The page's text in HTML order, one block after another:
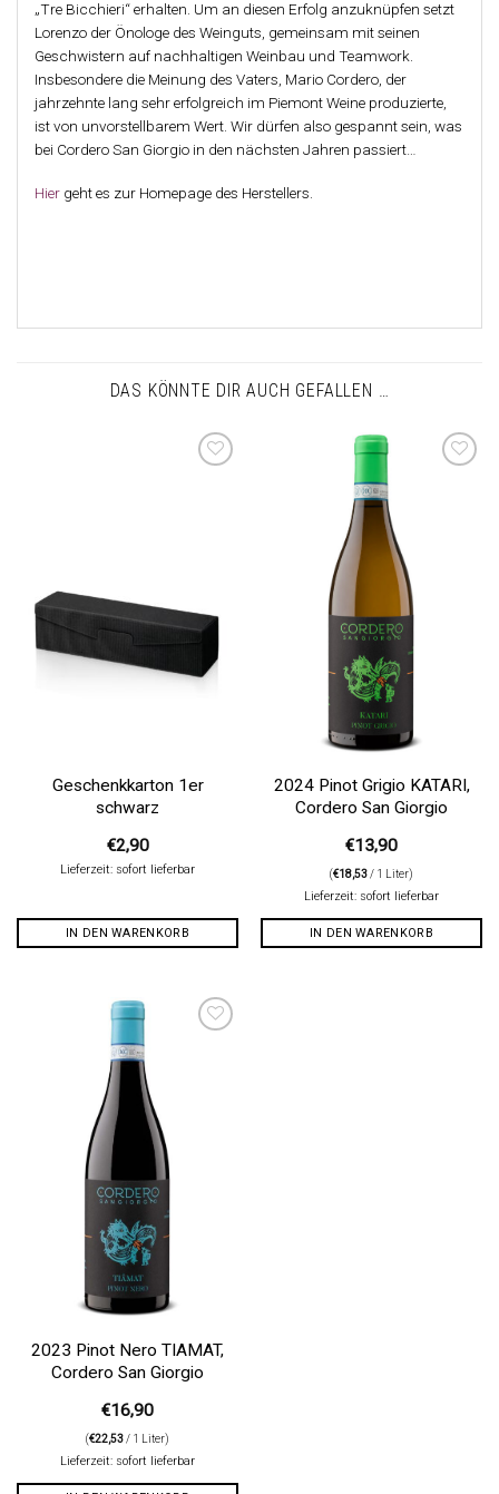
„Tre Bicchieri“ erhalten. Um an diesen Erfolg anzuknüpfen setzt
Lorenzo der Önologe des Weinguts, gemeinsam mit seinen
Geschwistern auf nachhaltigen Weinbau und Teamwork.
Insbesondere die Meinung des Vaters, Mario Cordero, der
jahrzehnte lang sehr erfolgreich im Piemont Weine produzierte,
ist von unvorstellbarem Wert. Wir dürfen also gespannt sein, was
bei Cordero San Giorgio in den nächsten Jahren passiert…
Hier geht es zur Homepage des Herstellers.
DAS KÖNNTE DIR AUCH GEFALLEN …
Geschenkkarton 1er
schwarz
€2,90
Lieferzeit: sofort lieferbar
IN DEN WARENKORB
2024 Pinot Grigio KATARI,
Cordero San Giorgio
€13,90
(€18,53/ 1 Liter)
Lieferzeit: sofort lieferbar
IN DEN WARENKORB
2023 Pinot Nero TIAMAT,
Cordero San Giorgio
€16,90
(€22,53/ 1 Liter)
Lieferzeit: sofort lieferbar